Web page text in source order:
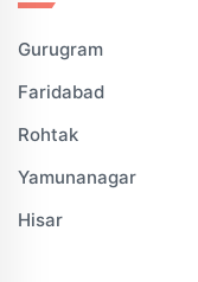
Gurugram
Faridabad
Rohtak
Yamunanagar
Hisar